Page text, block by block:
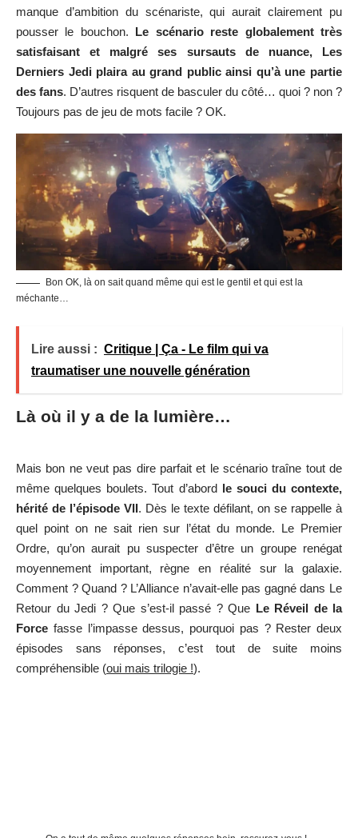
manque d’ambition du scénariste, qui aurait clairement pu
pousser le bouchon. Le scénario reste globalement très
satisfaisant et malgré ses sursauts de nuance, Les
Derniers Jedi plaira au grand public ainsi qu’à une partie
des fans. D’autres risquent de basculer du côté… quoi ? non ?
Toujours pas de jeu de mots facile ? OK.
Bon OK, là on sait quand même qui est le gentil et qui est la
méchante…
Lire aussi : Critique | Ça - Le film qui va
traumatiser une nouvelle génération
Là où il y a de la lumière…
Mais bon ne veut pas dire parfait et le scénario traîne tout de
même quelques boulets. Tout d’abord le souci du contexte,
hérité de l’épisode VII. Dès le texte défilant, on se rappelle à
quel point on ne sait rien sur l’état du monde. Le Premier
Ordre, qu’on aurait pu suspecter d’être un groupe renégat
moyennement important, règne en réalité sur la galaxie.
Comment ? Quand ? L’Alliance n’avait-elle pas gagné dans Le
Retour du Jedi ? Que s’est-il passé ? Que Le Réveil de la
Force fasse l’impasse dessus, pourquoi pas ? Rester deux
épisodes sans réponses, c’est tout de suite moins
compréhensible (oui mais trilogie !).